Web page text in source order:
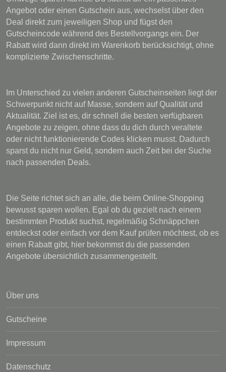
Angebot oder einen Gutschein aus, wechselst über den
Deal direkt zum jeweiligen Shop und fügst den
Gutscheincode während des Bestellvorgangs ein. Der
Rabatt wird dann direkt im Warenkorb berücksichtigt, ohne
komplizierte Zwischenschritte.
Im Unterschied zu vielen anderen Gutscheinseiten liegt der
Schwerpunkt nicht auf Masse, sondern auf Qualität und
Aktualität. Ziel ist es, dir schnell die besten verfügbaren
Angebote zu zeigen, ohne dass du dich durch veraltete
oder nicht funktionierende Codes klicken musst. Dadurch
sparst du nicht nur Geld, sondern auch Zeit bei der Suche
nach passenden Deals.
Die Seite richtet sich an alle, die beim Online-Shopping
bewusst sparen wollen. Egal ob du gezielt nach einem
bestimmten Produkt suchst, regelmäßig Schnäppchen
entdeckst oder einfach vor dem Kauf prüfen möchtest, ob es
einen Rabatt gibt, hier bekommst du die passenden
Angebote übersichtlich zusammengestellt.
Über uns
Gutscheine
Impressum
Datenschutz